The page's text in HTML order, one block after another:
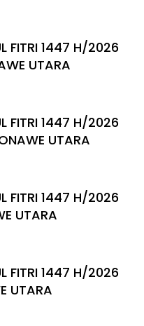
FITRI 1447 H/2026
UTARA
FITRI 1447 H/2026
UTARA
FITRI 1447 H/2026
UTARA
FITRI 1447 H/2026
UTARA